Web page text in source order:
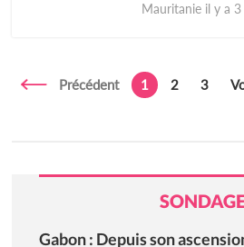
Mauritanie il y a 3
Précédent 1 2 3
Gabon : Depuis son